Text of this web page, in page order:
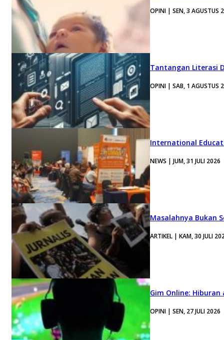
OPINI | SEN, 3 AGUSTUS
Tantangan Literasi
OPINI | SAB, 1 AGUSTUS
International
NEWS | JUM, 31 JULI 2026
Masalahnya Bukan
ARTIKEL | KAM, 30 JULI
Gim Online:
OPINI | SEN, 27 JULI 2026